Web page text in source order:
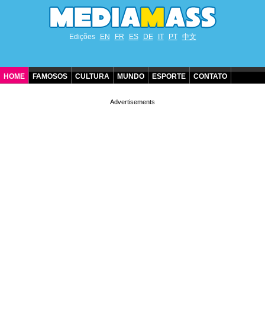
Edições EN FR ES DE IT PT 中文
HOME FAMOSOS CULTURA MUNDO ESPORTE CONTATO